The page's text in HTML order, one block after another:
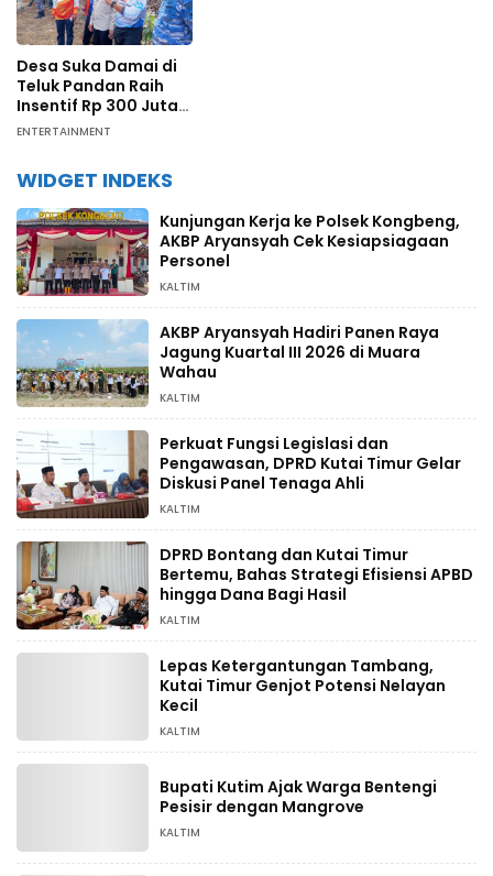
Desa Suka Damai di
Teluk Pandan Raih
Insentif Rp 300 Juta
dari Pengelolaan
ENTERTAINMENT
WIDGET INDEKS
Kunjungan Kerja ke Polsek Kongbeng,
AKBP Aryansyah Cek Kesiapsiagaan
Personel
KALTIM
AKBP Aryansyah Hadiri Panen Raya
Jagung Kuartal III 2026 di Muara
Wahau
KALTIM
Perkuat Fungsi Legislasi dan
Pengawasan, DPRD Kutai Timur Gelar
Diskusi Panel Tenaga Ahli
KALTIM
DPRD Bontang dan Kutai Timur
Bertemu, Bahas Strategi Efisiensi APBD
hingga Dana Bagi Hasil
KALTIM
Lepas Ketergantungan Tambang,
Kutai Timur Genjot Potensi Nelayan
Kecil
KALTIM
Bupati Kutim Ajak Warga Bentengi
Pesisir dengan Mangrove
KALTIM